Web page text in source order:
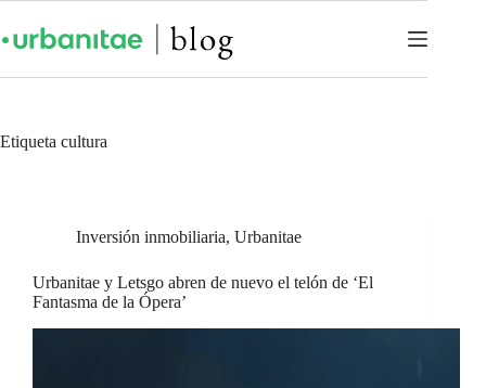
Etiqueta cultura
Inversión inmobiliaria, Urbanitae
Urbanitae y Letsgo abren de nuevo el telón de ‘El
Fantasma de la Ópera’